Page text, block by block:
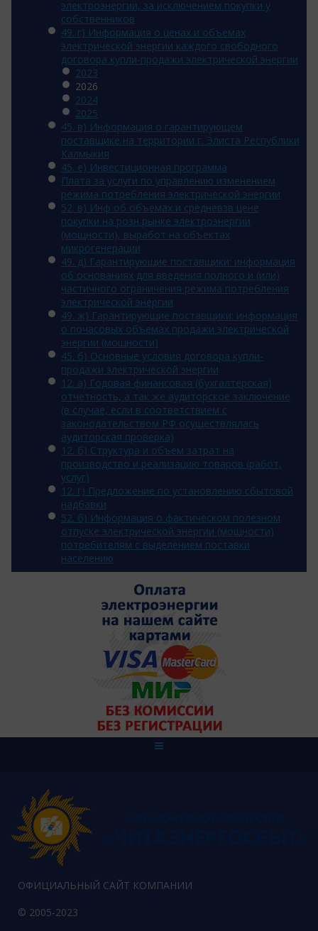
электроэнергии, за исключением покупки у
собственников
49. г) Информация о ценах и объемах
электрической энергии каждого свободного
договора купли-продажи электрической энергии
2023
2026
2024
2025
45. в) Информация о гарантирующем
поставщике на территории г. Элиста Республики
Калмыкия
45. e) Инвестиционная программа
Плата за услуги по управлению изменением
режима потребления электрической энергии
52. в) Инф об объемах и средневзв цене
покупки на розн рынке электроэнергии
(мощности), выработ на объектах
микрогенерации
49. д) Гарантирующие поставщики: информация
об основаниях для введения полного и (или)
частичного ограничения режима потребления
электрической энергии
49. ж) Гарантирующие поставщики: информация
о почасовых объемах продажи электрической
энергии (мощности)
45. б) Основные условия договора купли-
продажи электрической энергии
12. a) Годовая финансовая (бухгалтерская)
отчетность, а так же аудиторское заключение
(в случае, если в соответствием с
законодательством РФ осуществлялась
аудиторская проверка)
12. б) Структура и объем затрат на
производство и реализацию товаров (работ,
услуг)
12. г) Предложение по установлению сбытовой
надбавки
52. б) Информация о фактическом полезном
отпуске электрической энергии (мощности)
потребителям с выделением поставки
населению
ОФИЦИАЛЬНЫЙ САЙТ КОМПАНИИ
© 2005-2023